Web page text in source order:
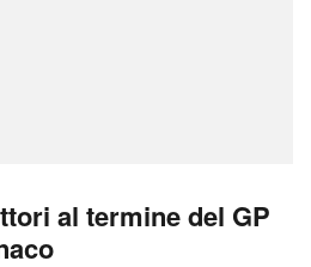
al termine del GP